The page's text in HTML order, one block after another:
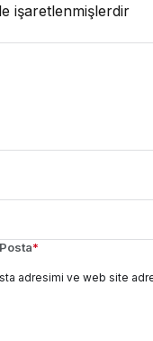
işaretlenmişlerdir
*
adresimi ve web site